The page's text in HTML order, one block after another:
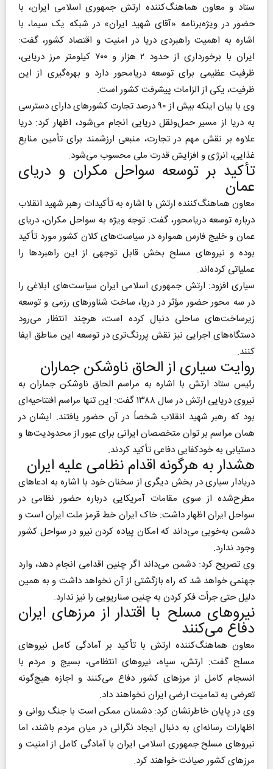
ستاد و معاون هماهنگ‌کننده ارتش جمهوری اسلامی ایران، با
حضور در ویژه‌برنامه «آقای شهید ایران» در شبکه یک سیما، با
اشاره به اهمیت راهبردی دریا در امنیت و اقتصاد کشور، گفت:
ایران با برخورداری از حدود ۲ هزار و ۷۰۰ کیلومتر مرز دریایی،
ظرفیت عظیمی برای توسعه دریامحور دارد و بهره‌گیری از این
ظرفیت، یکی از الزامات پیشرفت کشور است.
وی با بیان اینکه بیش از ۹۰ درصد تجارت کشورهای دارای دسترسی
به دریا از مسیر حمل‌ونقل دریایی انجام می‌شود، اظهار کرد: دریا
علاوه بر نقش مهم در تجارت، منبعی ارزشمند برای تأمین منابع
غذایی، انرژی و افزایش قدرت ملی محسوب می‌شود.
تأکید بر توسعه سواحل مکران و دریای
عمان
معاون هماهنگ‌کننده ارتش با اشاره به تأکیدات رهبر شهید انقلاب
درباره توسعه دریامحور، گفت: توجه ویژه به سواحل مکران، دریای
عمان و خلیج فارس همواره در سیاست‌های کلان کشور مورد تأکید
بوده و نیروهای مسلح بخش قابل توجهی از این راهبردها را
عملیاتی کرده‌اند.
سیاری افزود: ارتش جمهوری اسلامی ایران سیاست‌های ابلاغی را
در سه محور حضور مؤثر در دریا، ساخت شناورهای رزمی و توسعه
زیرساخت‌های ساحلی دنبال کرده است، هرچند انتظار می‌رود
دستگاه‌های اجرایی نیز نقش پررنگ‌تری در توسعه این مناطق ایفا
کنند.
روایت سیاری از الحاق ناوشکن جماران
رئیس ستاد ارتش با اشاره به مراسم الحاق ناوشکن جماران به
نیروی دریایی ارتش در سال ۱۳۸۸ گفت: این تنها مراسم افتتاحیه‌ای
بود که رهبر شهید انقلاب شخصاً در آن حضور یافتند. ایشان در
همان مراسم بر توان متخصصان ایرانی برای عبور از محدودیت‌ها و
دستیابی به خودکفایی دفاعی تأکید کردند.
هشدار به هرگونه اقدام نظامی علیه ایران
دریادار سیاری در بخش دیگری از سخنان خود با اشاره به ادعاهای
مطرح‌شده از سوی مقامات آمریکایی درباره حضور نظامی در
سواحل ایران اظهار داشت: خاک ایران خط قرمز ملت ایران است و
دشمن به‌خوبی می‌داند که امکان پیاده کردن نیرو در سواحل کشور
وجود ندارد.
وی تصریح کرد: دشمن می‌داند اگر چنین اقدامی انجام دهد، وارد
جهنمی خواهد شد که راه بازگشتی از آن نخواهد داشت و به همین
دلیل حتی جرأت فکر کردن به چنین سناریویی را نیز ندارد.
نیروهای مسلح با اقتدار از مرزهای ایران
دفاع می‌کنند
معاون هماهنگ‌کننده ارتش با تأکید بر آمادگی کامل نیروهای
مسلح گفت: ارتش، سپاه، نیروهای انتظامی، بسیج و مردم با
انسجام کامل از مرزهای کشور دفاع می‌کنند و اجازه هیچ‌گونه
تعرضی به تمامیت ارضی ایران نخواهند داد.
وی در پایان خاطرنشان کرد: دشمنان ممکن است با جنگ روانی و
اظهارات رسانه‌ای به دنبال ایجاد نگرانی در میان مردم باشند، اما
نیروهای مسلح جمهوری اسلامی ایران با آمادگی کامل از امنیت و
مرزهای کشور صیانت خواهند کرد.